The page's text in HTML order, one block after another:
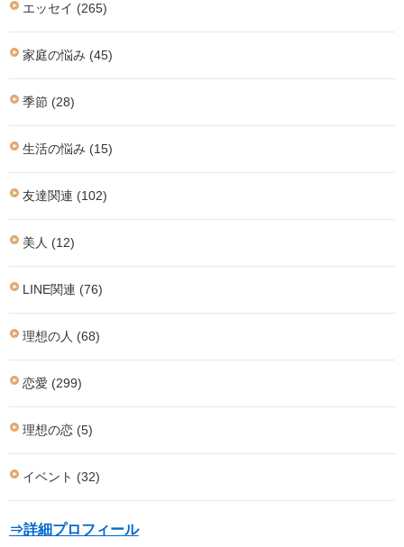
エッセイ (265)
家庭の悩み (45)
季節 (28)
生活の悩み (15)
友達関連 (102)
美人 (12)
LINE関連 (76)
理想の人 (68)
恋愛 (299)
理想の恋 (5)
イベント (32)
⇒詳細プロフィール